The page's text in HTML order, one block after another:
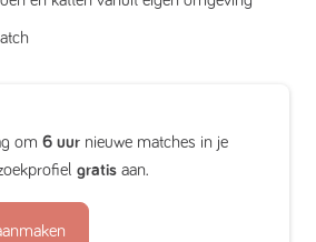
om 6 uur nieuwe matches in je
gratis aan.